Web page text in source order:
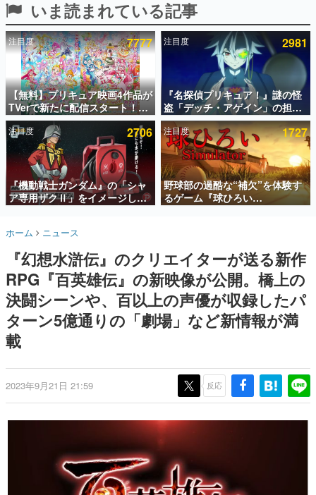
ピックアップ
電ファミのいま読まれている記事ランキング
アプリセール情報
インタビュー
連載・特集一覧
殿堂入り記事
SNS拡散数が数千以上！ ページビュー数万以上！ などな
ど。多くの人々に読まれた、電ファミ渾身の“殿堂入り”記
事をまとめました。
名作ゲームクリエイターの方々に製作時のエピソードをお
きます。
赫本
この物語を解いてはいけない。『赫本』は、〈試験問題〉
の形をした短編ホラー小説集です。
ゲーム世代の作家たち
ゲームに多大な影響を受けた作家さんに取材し、ゲームが
日本モバイルゲーム産業史
日本のモバイルゲーム史における主要なトピック・タイト
ルを網羅するほか、開発者へのインタビューや識者による
解説を掲載。約20年の歴史が一望できる決定版！
いま読まれている記事
注目度 7777
【無料】プリキュア映画4作品が
TVerで新たに配信スタート！な
んと2018年～2024年の映画ほぼ
すべてが見放題に、ぶっちゃけ
ありえないラインナップ
注目度 2981
『名探偵プリキュア！』謎の怪
盗「デッチ・アゲイン」の担当
キャストは天﨑滉平さんと判
明。『Re:ゼロから始める異世
界生活』オットー役、『ヒプノ
シスマイク』山田三郎役など
注目度 2706
『機動戦士ガンダム』の「シャ
ア専用ザクⅡ」をイメージした
散水ホースリールが予約開始。
ークやジオン公国軍のエンブレ
ム、型式番号などを配置
注目度 1727
野球部の過酷な“補欠”を体験す
るゲーム『球ひろい
Simulator』が「1件」のウィッ
ダム・カム』開発元やチェコの
プロ野球選手から称賛の声
ホーム ニュース
『幻想水滸伝』のクリエイターが送る新作
RPG『百英雄伝』の新映像が公開。橋上の
決闘シーンや、百以上の声優が収録したパ
ターン5億通りの「劇場」など新情報が満
載
2023年9月21日 21:59 反応